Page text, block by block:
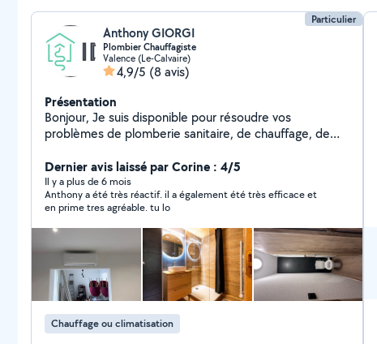
Particulier
Anthony GIORGI
Plombier Chauffagiste
Valence (Le-Calvaire)
4,9/5 (8 avis)
Présentation
Bonjour, Je suis disponible pour résoudre vos
problèmes de plomberie sanitaire, de chauffage, de
toute installation neuve ou en rénovation. Plombier
depuis 10 ans, qualifié et diplômé. Cordialement,
IDPAC
Dernier avis laissé par Corine : 4/5
Il y a plus de 6 mois
Anthony a été très réactif. il a également été très efficace et
en prime tres agréable. tu lo
Chauffage ou climatisation